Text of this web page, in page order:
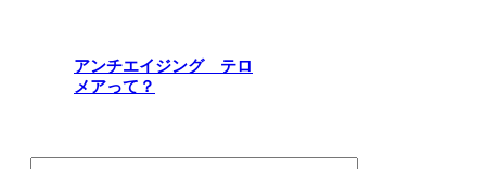
アンチエイジング テロ
メアって？